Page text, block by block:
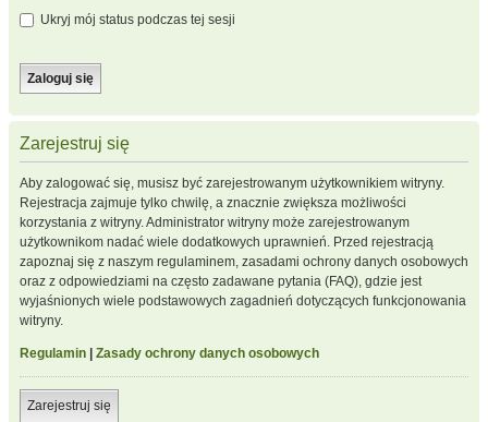
Ukryj mój status podczas tej sesji
Zarejestruj się
Aby zalogować się, musisz być zarejestrowanym użytkownikiem witryny.
Rejestracja zajmuje tylko chwilę, a znacznie zwiększa możliwości
korzystania z witryny. Administrator witryny może zarejestrowanym
użytkownikom nadać wiele dodatkowych uprawnień. Przed rejestracją
zapoznaj się z naszym regulaminem, zasadami ochrony danych osobowych
oraz z odpowiedziami na często zadawane pytania (FAQ), gdzie jest
wyjaśnionych wiele podstawowych zagadnień dotyczących funkcjonowania
witryny.
Regulamin Zasady ochrony danych osobowych
Zarejestruj się